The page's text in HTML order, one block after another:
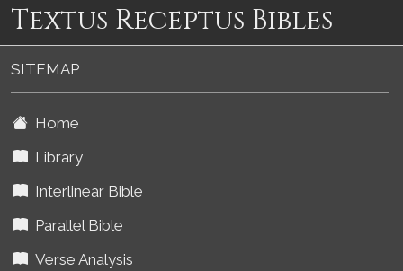
Textus Receptus Bibles
SITEMAP
Home
Library
Interlinear Bible
Parallel Bible
Verse Analysis